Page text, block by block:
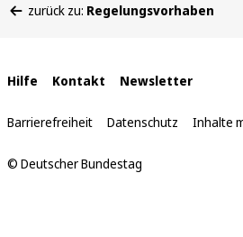
befinden
zurück zu: Regelungsvorhaben
Interne
Links
Hilfe Kontakt Newsletter
Barrierefreiheit Datenschutz Inhalte
© Deutscher Bundestag